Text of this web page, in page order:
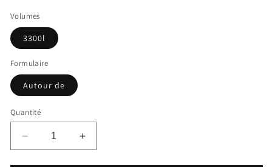
Volumes
3300l
Formulaire
Autour de
Quantité
Réduire
la
Augmenter
la